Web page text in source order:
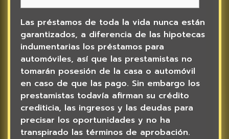
Las préstamos de toda la vida nunca están
garantizados, a diferencia de las hipotecas
indumentarias los préstamos para
automóviles, así que las prestamistas no
tomarán posesión de la casa o automóvil
en caso de que las pago. Sin embargo los
prestamistas todavía afirman su crédito
crediticia, las ingresos y las deudas para
precisar los oportunidades y no ha
transpirado las términos de aprobación.